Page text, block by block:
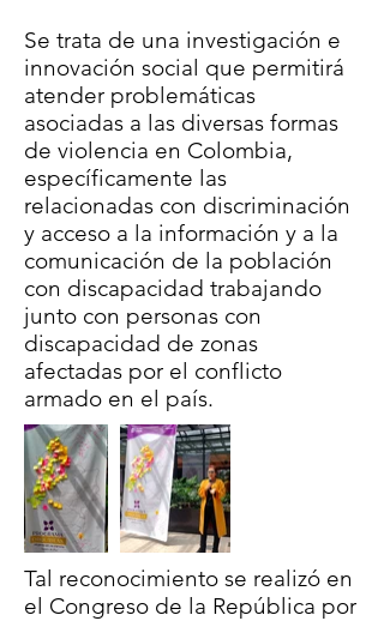
Se trata de una investigación e
innovación social que permitirá
atender problemáticas
asociadas a las diversas formas
de violencia en Colombia,
específicamente las
relacionadas con discriminación
y acceso a la información y a la
comunicación de la población
con discapacidad trabajando
junto con personas con
discapacidad de zonas
afectadas por el conflicto
armado en el país. ​​
Tal reconocimiento se realizó en
el Congreso de la República por